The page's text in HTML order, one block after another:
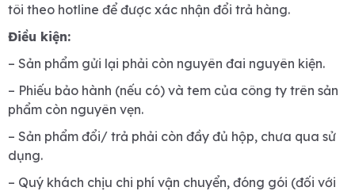
tôi theo hotline để được xác nhận đổi trả hàng.
Điều kiện:
– Sản phẩm gửi lại phải còn nguyên đai nguyên kiện.
– Phiếu bảo hành (nếu có) và tem của công ty trên sản
phẩm còn nguyên vẹn.
– Sản phẩm đổi/ trả phải còn đầy đủ hộp, chưa qua sử
dụng.
– Quý khách chịu chi phí vận chuyển, đóng gói (đối với